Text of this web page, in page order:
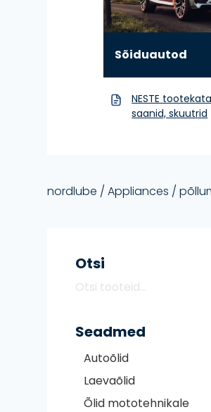
Sõiduautod
NESTE
saanid, skuutrid
nordlube / Appliances /
Otsi
Otsi
Seadmed
Autoõlid
Laevaõlid
Õlid mototehnikale